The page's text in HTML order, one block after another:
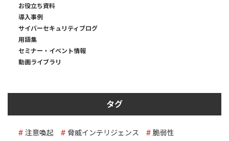
お役立ち資料
導入事例
サイバーセキュリティブログ
用語集
セミナー・イベント情報
動画ライブラリ
タグ
注意喚起 脅威インテリジェンス
脆弱性